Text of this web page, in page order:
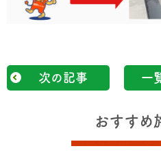
次の記事 一
おすすめ